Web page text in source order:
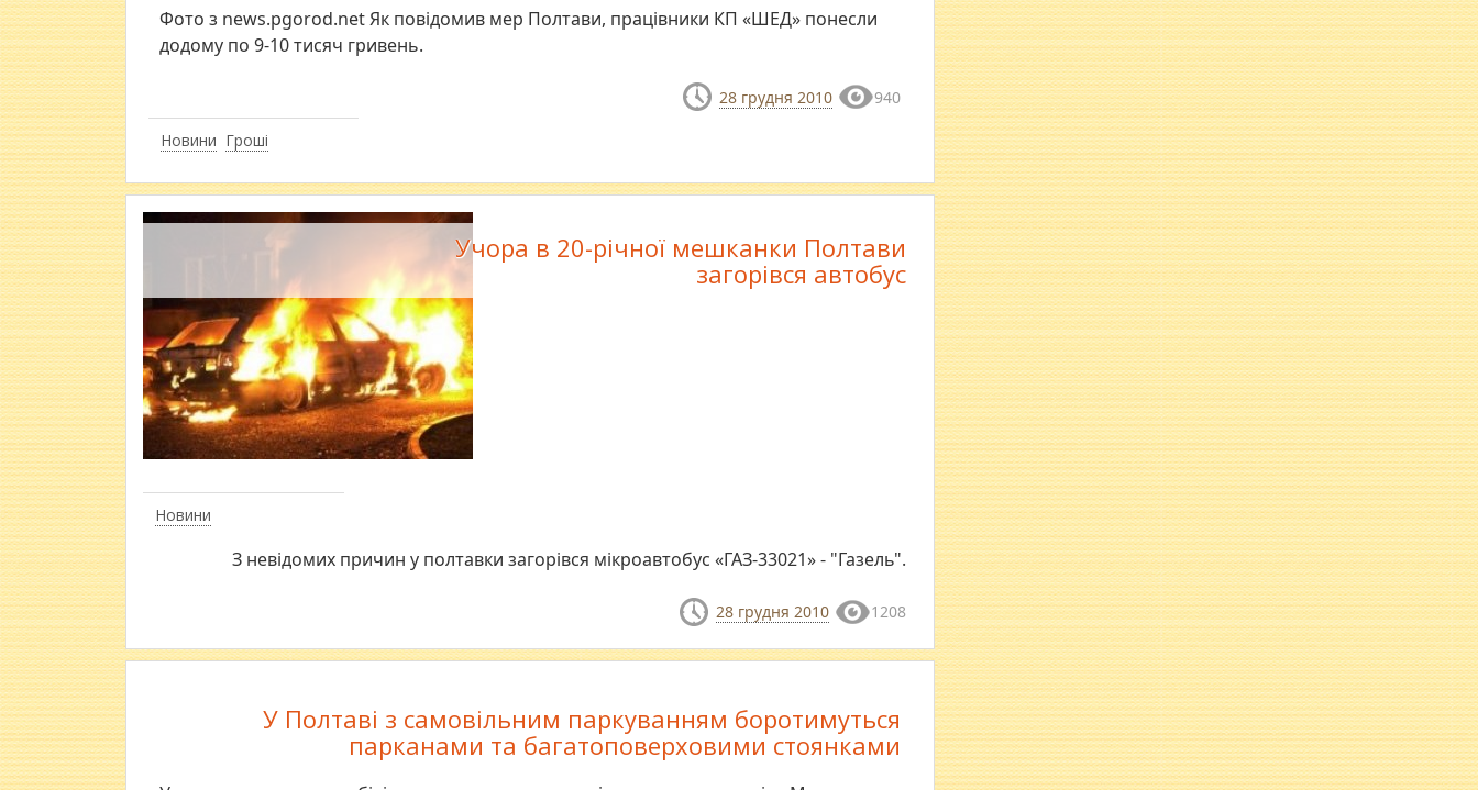
Новини Гроші
Фото з news.pgorod.net Як повідомив мер Полтави, працівники КП «ШЕД» понесли
додому по 9-10 тисяч гривень.
28 грудня 2010 940
Новини
Учора в 20-річної мешканки Полтави
загорівся автобус
З невідомих причин у полтавки загорівся мікроавтобус «ГАЗ-33021» - "Газель".
28 грудня 2010 1208
У Полтаві з самовільним паркуванням боротимуться
парканами та багатоповерховими стоянками